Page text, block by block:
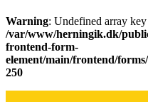
Warning: Undefined array
/var/www/herningik.dk/
frontend-form-
element/main/frontend/
250